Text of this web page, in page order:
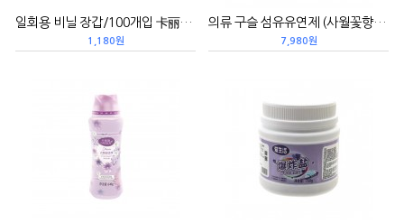
일회용 비닐 장갑/100개입 卡丽施一次性TPE手套/100支 25夏
1,180원
의류 구슬 섬유유연제 (사월꽃향）衣物留香珠/640g/四月花香（粉色）
7,980원